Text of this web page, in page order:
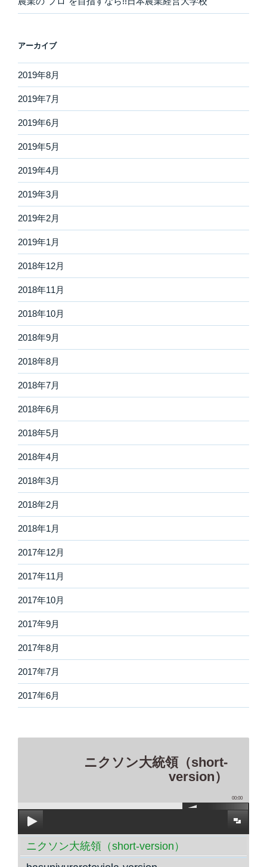
アーカイブ
2019年8月
2019年7月
2019年6月
2019年5月
2019年4月
2019年3月
2019年2月
2019年1月
2018年12月
2018年11月
2018年10月
2018年9月
2018年8月
2018年7月
2018年6月
2018年5月
2018年4月
2018年3月
2018年2月
2018年1月
2017年12月
2017年11月
2017年10月
2017年9月
2017年8月
2017年7月
2017年6月
ニクソン大統領（short-
version）
00:00
ニクソン大統領（short-version）